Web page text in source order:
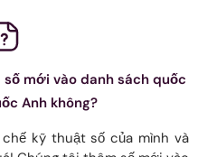
mới vào danh sách quốc
Anh không?
kỹ thuật số của mình và